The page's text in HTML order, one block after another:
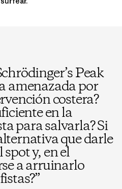
Peak
amenazada por
costera?
en la
para salvarla? Si
que darle
y, en el
a arruinarlo
”